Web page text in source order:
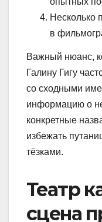
Несколько
в
Важный нюанс,
Галину Гигу
со сходными
информацию о
конкретные
избежать
тёзками.
Театр
сцена